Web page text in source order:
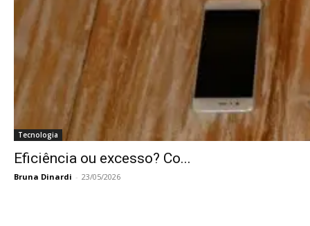
Tecnologia
Eficiência ou excesso? Co...
Bruna Dinardi - 23/05/2026